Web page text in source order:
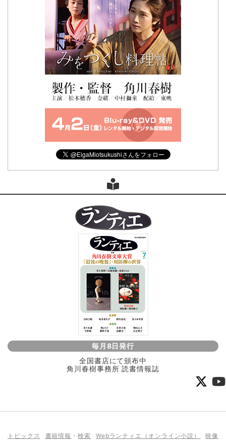
毎月8日発行
全国書店にて頒布中
角川春樹事務所 読書情報誌
トピックス 書籍情報 ・検索 Webランティエ（オンライン小説） 映像